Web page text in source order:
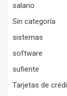
salario
Sin categoría
sistemas
software
sufiente
Tarjetas de